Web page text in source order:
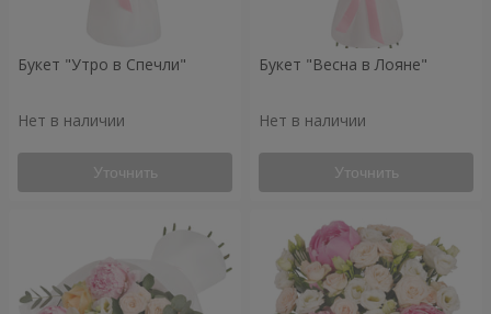
Букет "Утро в Спечли"
Нет в наличии
Уточнить
Букет "Весна в Лояне"
Нет в наличии
Уточнить